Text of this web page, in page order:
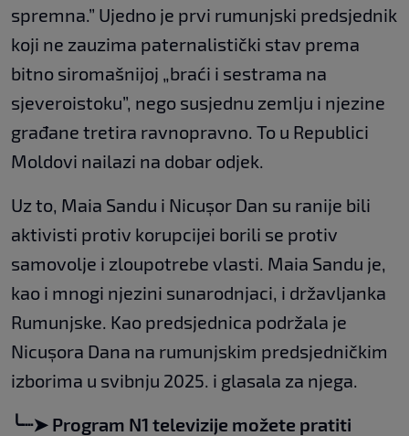
spremna.” Ujedno je prvi rumunjski predsjednik
koji ne zauzima paternalistički stav prema
bitno siromašnijoj „braći i sestrama na
sjeveroistoku”, nego susjednu zemlju i njezine
građane tretira ravnopravno. To u Republici
Moldovi nailazi na dobar odjek.
Uz to, Maia Sandu i Nicușor Dan su ranije bili
aktivisti protiv korupcijei borili se protiv
samovolje i zloupotrebe vlasti. Maia Sandu je,
kao i mnogi njezini sunarodnjaci, i državljanka
Rumunjske. Kao predsjednica podržala je
Nicușora Dana na rumunjskim predsjedničkim
izborima u svibnju 2025. i glasala za njega.
╰┈➤ Program N1 televizije možete pratiti